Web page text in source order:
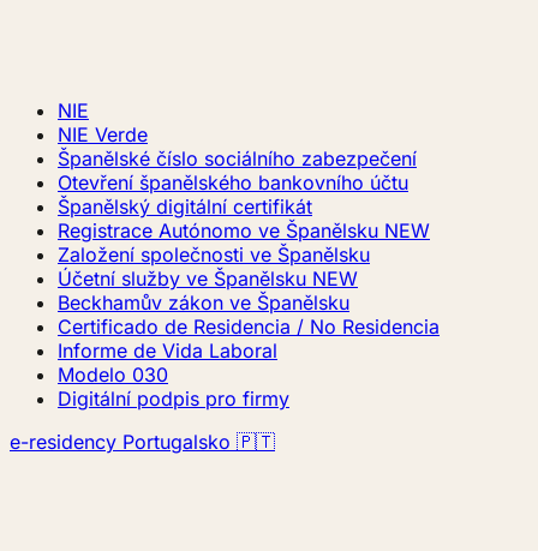
NIE
NIE Verde
Španělské číslo sociálního zabezpečení
Otevření španělského bankovního účtu
Španělský digitální certifikát
Registrace Autónomo ve Španělsku NEW
Založení společnosti ve Španělsku
Účetní služby ve Španělsku NEW
Beckhamův zákon ve Španělsku
Certificado de Residencia / No Residencia
Informe de Vida Laboral
Modelo 030
Digitální podpis pro firmy
e-residency Portugalsko 🇵🇹